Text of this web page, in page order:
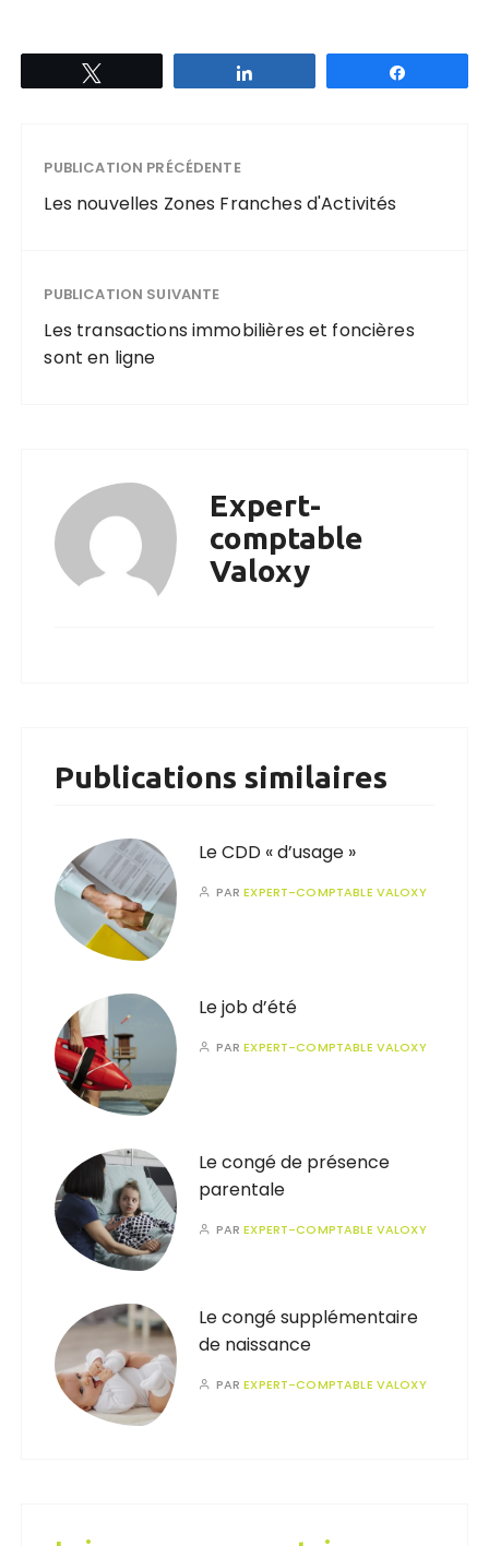
PUBLICATION PRÉCÉDENTE
Les nouvelles Zones Franches d'Activités
PUBLICATION SUIVANTE
Les transactions immobilières et foncières
sont en ligne
Expert-
comptable
Valoxy
Publications similaires
Le CDD « d’usage »
PAREXPERT-COMPTABLE VALOXY
Le job d’été
PAREXPERT-COMPTABLE VALOXY
Le congé de présence
parentale
PAREXPERT-COMPTABLE VALOXY
Le congé supplémentaire
de naissance
PAREXPERT-COMPTABLE VALOXY